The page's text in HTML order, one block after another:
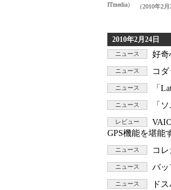
ITmedia） （2010年2月
2010年2月24日
ニュース 好奇
ニュース コ
ニュース 「
ニュース 「
レビュー
GPS機能を堪能
ニュース コ
ニュース バッ
ニュース ド